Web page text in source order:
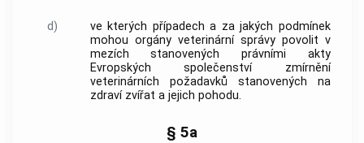
d)
ve kterých případech a za jakých podmínek
mohou orgány veterinární správy povolit v
mezích stanovených právními akty
Evropských společenství zmírnění
veterinárních požadavků stanovených na
zdraví zvířat a jejich pohodu.
§ 5a